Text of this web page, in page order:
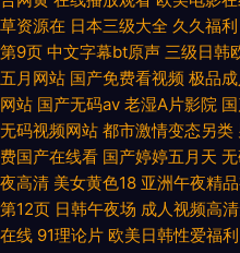
成人福利
草资源在 日本三级大全 久久福利
第9页 中文字幕bt原声 三级日韩
五月网站 国产免费看视频 极品
网站 国产无码av 老湿A片影院
无码视频网站 都市激情变态另类
费国产在线看 国产婷婷五月天
夜高清 美女黄色18 亚洲午夜精
第12页 日韩午夜场 成人视频高
在线 91理论片 欧美日韩性爱福利